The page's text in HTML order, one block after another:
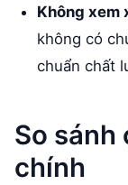
Không xem
không có
chuẩn chất
So sánh
chính